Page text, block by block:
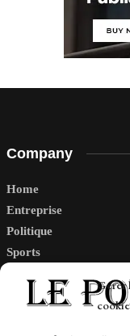
Gérer
Company
Home
Entreprise
Politique
Sports